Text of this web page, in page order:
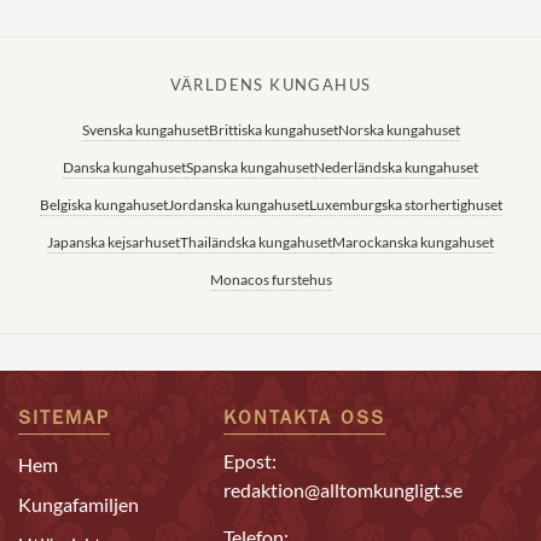
VÄRLDENS KUNGAHUS
Svenska kungahusetBrittiska kungahusetNorska kungahuset
Danska kungahusetSpanska kungahusetNederländska kungahuset
Belgiska kungahusetJordanska kungahusetLuxemburgska storhertighuset
Japanska kejsarhusetThailändska kungahusetMarockanska kungahuset
Monacos furstehus
SITEMAP
Hem
Kungafamiljen
KONTAKTA OSS
Epost:
redaktion@alltomkungligt.se